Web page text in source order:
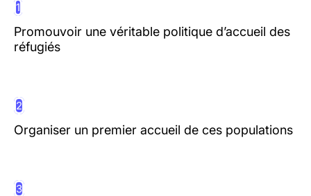
1
Promouvoir une véritable politique d’accueil des
réfugiés
2
Organiser un premier accueil de ces populations
3